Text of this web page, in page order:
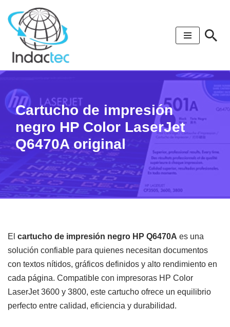
Saltar
contenido
Cartucho de impresión
negro HP Color LaserJet
Q6470A original
El cartucho de impresión negro HP Q6470A es una
solución confiable para quienes necesitan documentos
con textos nítidos, gráficos definidos y alto rendimiento en
cada página. Compatible con impresoras HP Color
LaserJet 3600 y 3800, este cartucho ofrece un equilibrio
perfecto entre calidad, eficiencia y durabilidad.